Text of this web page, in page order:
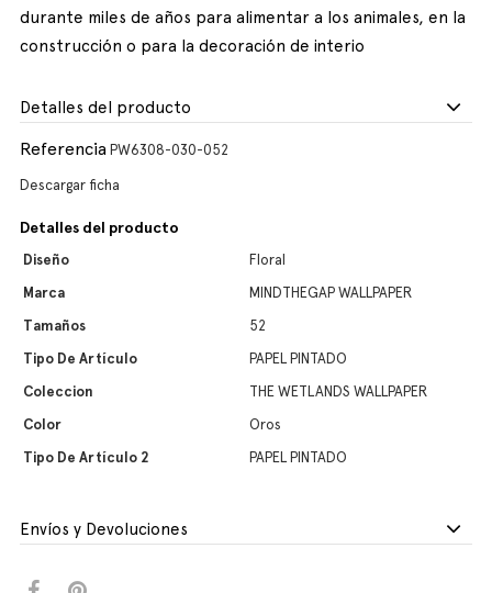
durante miles de años para alimentar a los animales, en la
construcción o para la decoración de interio
Detalles del producto
Referencia PW6308-030-052
Descargar ficha
Detalles del producto
Diseño
Floral
Marca
MINDTHEGAP WALLPAPER
Tamaños
52
Tipo De Artículo
PAPEL PINTADO
Coleccion
THE WETLANDS WALLPAPER
Color
Oros
Tipo De Artículo 2
PAPEL PINTADO
Envíos y Devoluciones